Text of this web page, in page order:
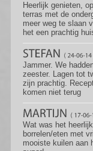
Heerlijk genieten,
terras met de
meer weg te slaan
het een prachtig
Jammer. We
zeester. Lagen tot
zijn prachtig.
komen niet terug
Wat was het
borrelen/eten met
mooiste kuilen aan